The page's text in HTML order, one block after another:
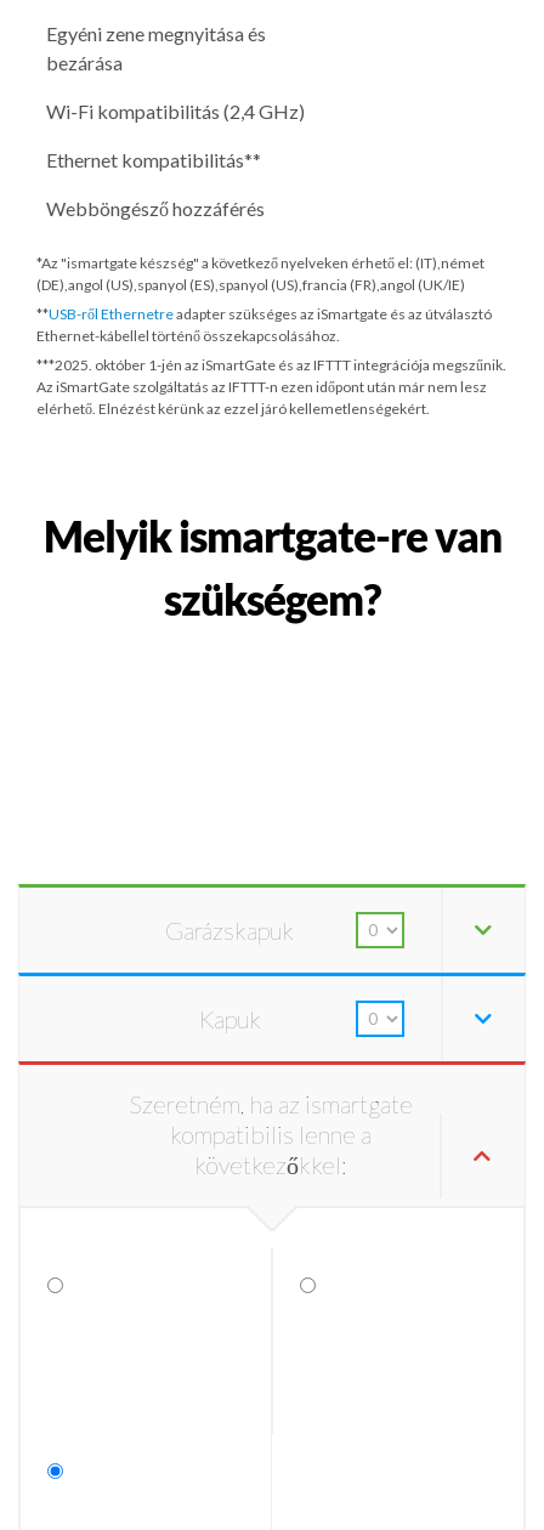
Egyéni zene megnyitása és
bezárása
Wi-Fi kompatibilitás (2,4 GHz)
Ethernet kompatibilitás**
Webböngésző hozzáférés
*Az "ismartgate készség" a következő nyelveken érhető el: (IT),német
(DE),angol (US),spanyol (ES),spanyol (US),francia (FR),angol (UK/IE)
**USB-ről Ethernetreadapter szükséges az iSmartgate és az útválasztó
Ethernet-kábellel történő összekapcsolásához.
***2025. október 1-jén az iSmartGate és az IFTTT integrációja megszűnik.
Az iSmartGate szolgáltatás az IFTTT-n ezen időpont után már nem lesz
elérhető. Elnézést kérünk az ezzel járó kellemetlenségekért.
Melyik ismartgate-re van
szükségem?
Garázskapuk
Kapuk
Szeretném, ha az ismartgate
kompatibilis lenne a
következőkkel: